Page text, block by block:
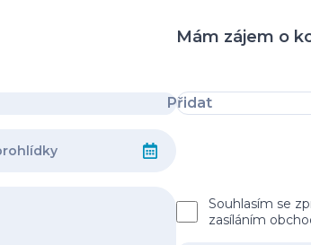
Mám zájem o
Přidat
Souhlasím se
zasíláním